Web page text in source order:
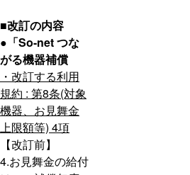
■改訂の内容
●「So-net つな
がる機器補償
・改訂する利用
規約 : 第8条(対象
機器、お見舞金
上限額等) 4項
【改訂前】
4.お見舞金の給付